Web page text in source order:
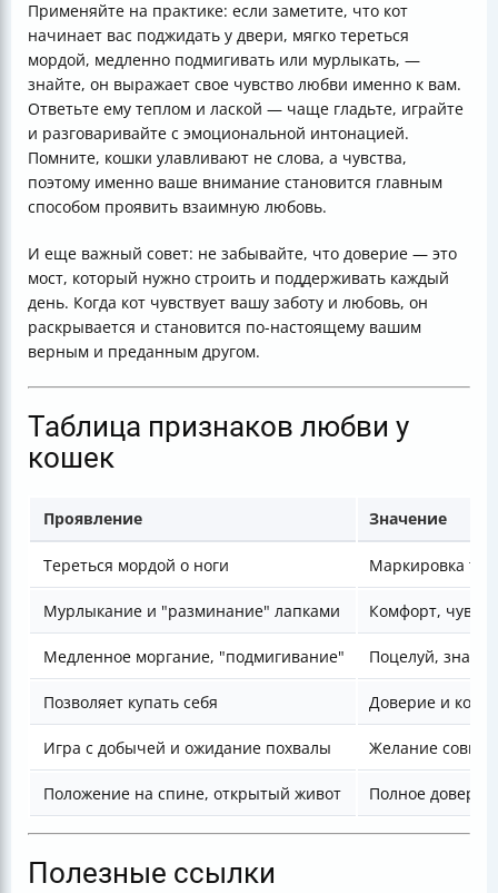
Применяйте на практике: если заметите, что кот
начинает вас поджидать у двери, мягко тереться
мордой, медленно подмигивать или мурлыкать, —
знайте, он выражает свое чувство любви именно к вам.
Ответьте ему теплом и лаской — чаще гладьте, играйте
и разговаривайте с эмоциональной интонацией.
Помните, кошки улавливают не слова, а чувства,
поэтому именно ваше внимание становится главным
способом проявить взаимную любовь.
И еще важный совет: не забывайте, что доверие — это
мост, который нужно строить и поддерживать каждый
день. Когда кот чувствует вашу заботу и любовь, он
раскрывается и становится по-настоящему вашим
верным и преданным другом.
Таблица признаков любви у
кошек
Проявление Значение
Тереться мордой о ноги Маркировка
Мурлыкание и "разминание" лапками Комфорт,
Медленное моргание, "подмигивание" Поцелуй, знак
Позволяет купать себя Доверие и
Игра с добычей и ожидание похвалы Желание
Положение на спине, открытый живот Полное
Полезные ссылки